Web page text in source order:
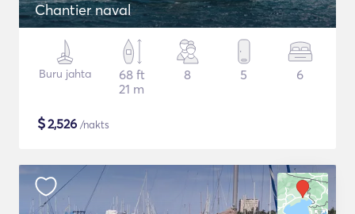
Chantier naval
Buru jahta
68 ft
21 m
8 5 6
$2,526 /nakts